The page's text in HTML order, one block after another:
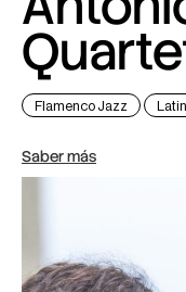
Flamenco Jazz
Saber más